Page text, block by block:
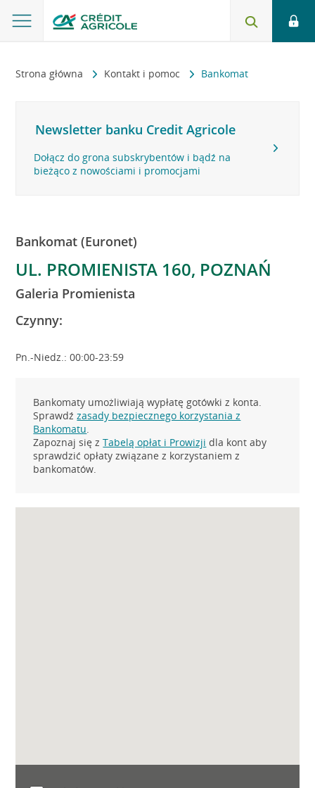
Strona główna Kontakt i pomoc Bankomat
Newsletter banku Credit Agricole
Dołącz do grona subskrybentów i bądź na
bieżąco z nowościami i promocjami
Bankomat (Euronet)
UL. PROMIENISTA 160, POZNAŃ
Galeria Promienista
Czynny:
Pn.-Niedz.: 00:00-23:59
Bankomaty umożliwiają wypłatę gotówki z konta.
Sprawdźzasady bezpiecznego korzystania z
Bankomatu.
Zapoznaj się zTabelą opłat i Prowizji dla kont aby
sprawdzić opłaty związane z korzystaniem z
bankomatów.